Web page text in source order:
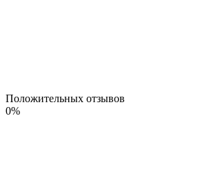
Положительных отзывов
0%